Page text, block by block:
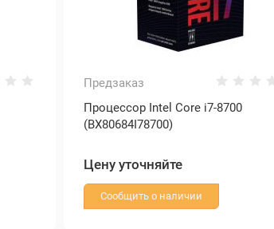
Предзаказ
Процессор Intel Core i7-8700
(BX80684I78700)
Цену уточняйте
Сообщить о наличии